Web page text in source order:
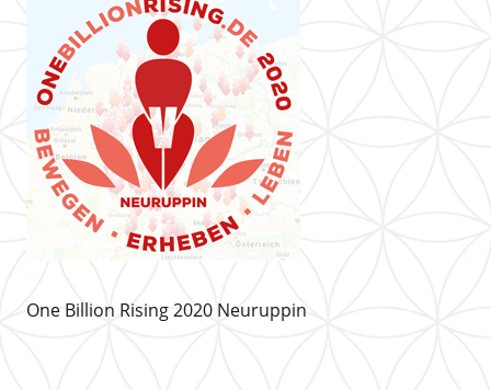
One Billion Rising 2020 Neuruppin